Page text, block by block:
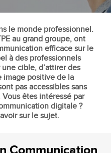
le monde professionnel.
au grand groupe, ont
efficace sur le
à des professionnels
cible, d’attirer des
image positive de la
pas accessibles sans
êtes intéressé par
digitale ?
sur le sujet.